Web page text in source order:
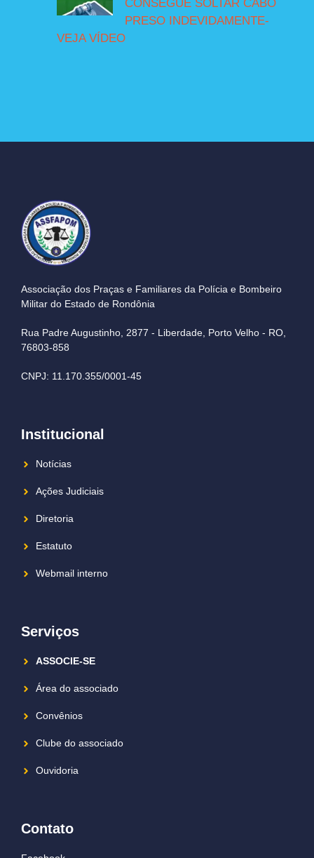
CONSEGUE SOLTAR CABO
PRESO INDEVIDAMENTE-
VEJA VÍDEO
Associação dos Praças e Familiares da Polícia e Bombeiro
Militar do Estado de Rondônia
Rua Padre Augustinho, 2877 - Liberdade, Porto Velho - RO,
76803-858
CNPJ: 11.170.355/0001-45
Institucional
Notícias
Ações Judiciais
Diretoria
Estatuto
Webmail interno
Serviços
ASSOCIE-SE
Área do associado
Convênios
Clube do associado
Ouvidoria
Contato